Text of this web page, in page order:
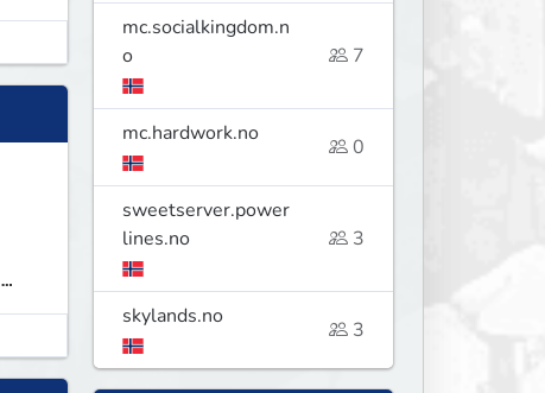
mc.socialkingdom.n
o
7
mc.hardwork.no
0
sweetserver.power
lines.no
3
skylands.no
3